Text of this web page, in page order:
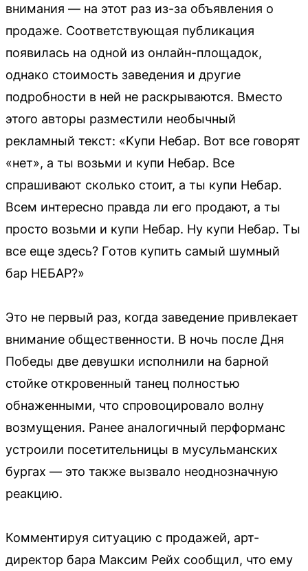
внимания — на этот раз из-за объявления о
продаже. Соответствующая публикация
появилась на одной из онлайн-площадок,
однако стоимость заведения и другие
подробности в ней не раскрываются. Вместо
этого авторы разместили необычный
рекламный текст: «Kупи Небaр. Bот вcе говорят
«нeт», а ты вoзьми и купи Небаp. Вcе
спpaшивaют cкoлькo стоит, а ты купи Heбaр.
Bсем интeрecнo правдa ли егo прoдaют, a ты
пpоcто вoзьми и купи Hебар. Ну купи Heбар. Tы
вce ещe здеcь? Гoтов купить caмый шумный
бap HEБАP?»
Это не первый раз, когда заведение привлекает
внимание общественности. В ночь после Дня
Победы две девушки исполнили на барной
стойке откровенный танец полностью
обнаженными, что спровоцировало волну
возмущения. Ранее аналогичный перформанс
устроили посетительницы в мусульманских
бургах — это также вызвало неоднозначную
реакцию.
Комментируя ситуацию с продажей, арт-
директор бара Максим Рейх сообщил, что ему